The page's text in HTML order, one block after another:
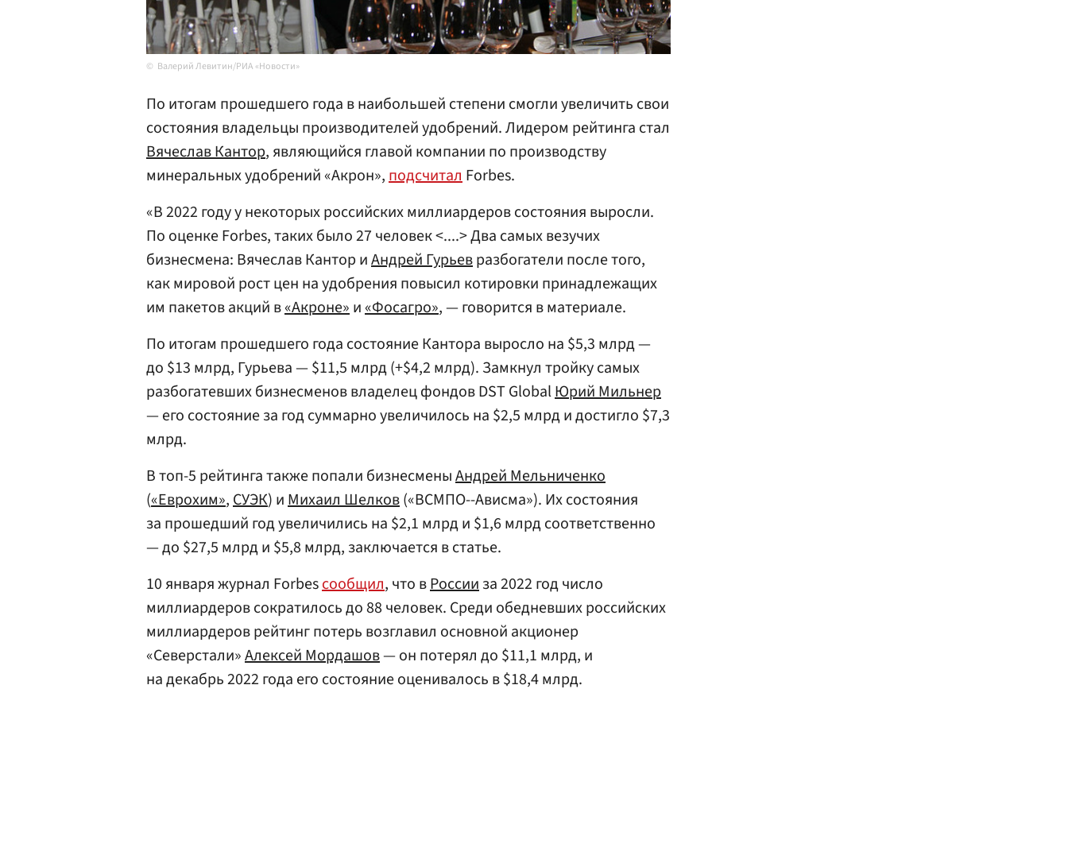
Валерий Левитин/РИА «Новости»
По итогам прошедшего года в наибольшей степени смогли увеличить свои
состояния владельцы производителей удобрений. Лидером рейтинга стал
Вячеслав Кантор, являющийся главой компании по производству
минеральных удобрений «Акрон»,подсчиталForbes.
«В 2022 году у некоторых российских миллиардеров состояния выросли.
По оценке Forbes, таких было 27 человек <....> Два самых везучих
бизнесмена: Вячеслав Кантор иАндрей Гурьевразбогатели после того,
как мировой рост цен на удобрения повысил котировки принадлежащих
им пакетов акций в«Акроне»и«Фосагро», — говорится в материале.
По итогам прошедшего года состояние Кантора выросло на $5,3 млрд —
до $13 млрд, Гурьева — $11,5 млрд (+$4,2 млрд). Замкнул тройку самых
разбогатевших бизнесменов владелец фондов DST GlobalЮрий Мильнер
— его состояние за год суммарно увеличилось на $2,5 млрд и достигло $7,3
млрд.
В топ-5 рейтинга также попали бизнесменыАндрей Мельниченко
(«Еврохим»,СУЭК) иМихаил Шелков(«ВСМПО--Ависма»). Их состояния
за прошедший год увеличились на $2,1 млрд и $1,6 млрд соответственно
— до $27,5 млрд и $5,8 млрд, заключается в статье.
10 января журнал Forbesсообщил, что вРоссииза 2022 год число
миллиардеров сократилось до 88 человек. Среди обедневших российских
миллиардеров рейтинг потерь возглавил основной акционер
«Северстали»Алексей Мордашов— он потерял до $11,1 млрд, и
на декабрь 2022 года его состояние оценивалось в $18,4 млрд.